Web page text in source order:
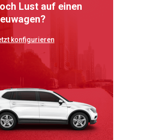
Lust auf einen
konfigurieren